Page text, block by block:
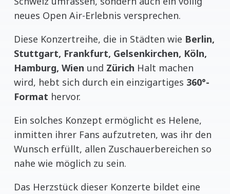
neues Open Air-Erlebnis versprechen.
Diese Konzertreihe, die in Städten wie Berlin,
Stuttgart, Frankfurt, Gelsenkirchen, Köln,
Hamburg, Wien und Zürich Halt machen
wird, hebt sich durch ein einzigartiges 360°-
Format hervor.
Ein solches Konzept ermöglicht es Helene,
inmitten ihrer Fans aufzutreten, was ihr den
Wunsch erfüllt, allen Zuschauerbereichen so
nahe wie möglich zu sein.
Das Herzstück dieser Konzerte bildet eine